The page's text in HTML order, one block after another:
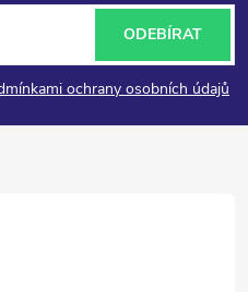
ochrany osobních údajů
ODEBÍRAT